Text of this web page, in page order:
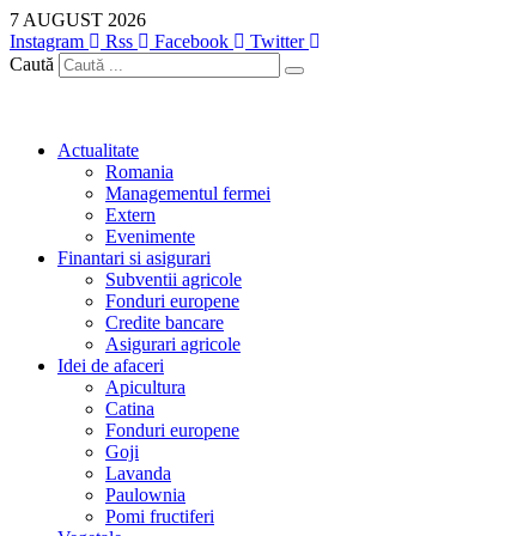
Sari
la
conținut
7 AUGUST 2026
Instagram
Rss Facebook
Twitter
Caută
Actualitate
Romania
Managementul fermei
Extern
Evenimente
Finantari si asigurari
Subventii agricole
Fonduri europene
Credite bancare
Asigurari agricole
Idei de afaceri
Apicultura
Catina
Fonduri europene
Goji
Lavanda
Paulownia
Pomi fructiferi